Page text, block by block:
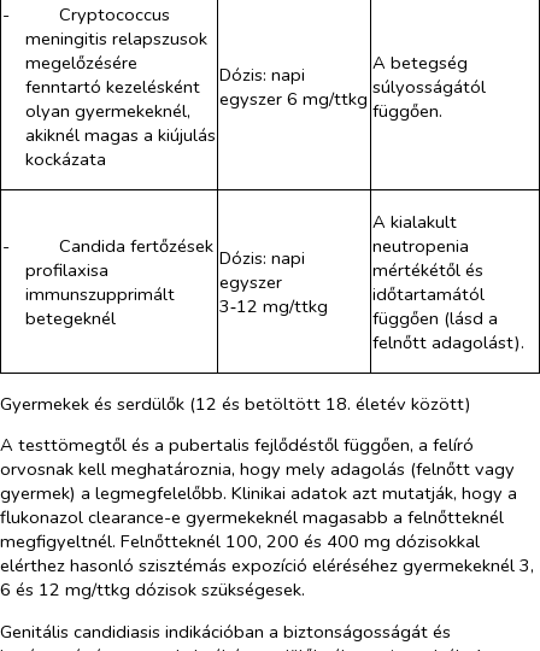
-​
Cryptococcus
meningitis relapszusok
megelőzésére
fenntartó kezelésként
olyan gyermekeknél,
akiknél magas a kiújulás
kockázata
Dózis: napi
egyszer 6 mg/ttkg
A betegség
súlyosságától
függően.
-​
Candida fertőzések
profilaxisa
immunszupprimált
betegeknél
Dózis: napi
egyszer
3‑12 mg/ttkg
A kialakult
neutropenia
mértékétől és
időtartamától
függően (lásd a
felnőtt adagolást).
Gyermekek és serdülők (12 és betöltött 18. életév között)
A testtömegtől és a pubertalis fejlődéstől függően, a felíró
orvosnak kell meghatároznia, hogy mely adagolás (felnőtt vagy
gyermek) a legmegfelelőbb. Klinikai adatok azt mutatják, hogy a
flukonazol clearance-e gyermekeknél magasabb a felnőtteknél
megfigyeltnél. Felnőtteknél 100, 200 és 400 mg dózisokkal
elérthez hasonló szisztémás expozíció eléréséhez gyermekeknél 3,
6 és 12 mg/ttkg dózisok szükségesek.
Genitális candidiasis indikációban a biztonságosságát és